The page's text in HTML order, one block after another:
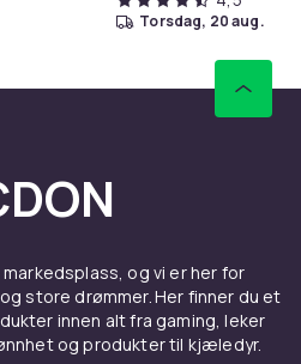
torsdag, 20 aug.
og vi er her for
store drømmer. Her finner du et
innen alt fra gaming, leker
og produkter til kjæledyr.